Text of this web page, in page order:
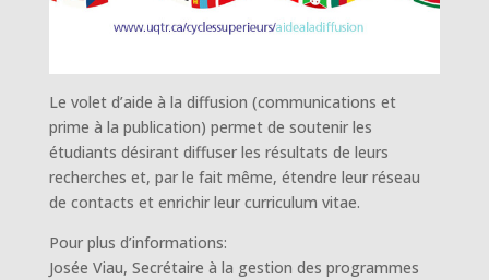
Le volet d’aide à la diffusion (communications et
prime à la publication) permet de soutenir les
étudiants désirant diffuser les résultats de leurs
recherches et, par le fait même, étendre leur réseau
de contacts et enrichir leur curriculum vitae.
Pour plus d’informations:
Josée Viau, Secrétaire à la gestion des programmes